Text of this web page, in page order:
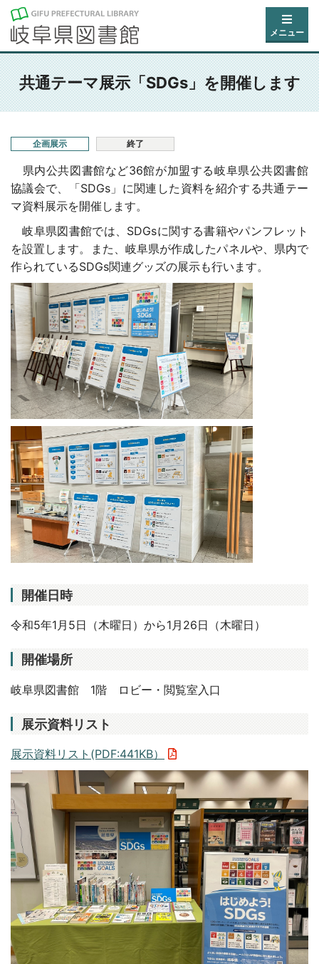
メニュー
共通テーマ展示「SDGs」を開催します
企画展示 終了
県内公共図書館など36館が加盟する岐阜県公共図書館
協議会で、「SDGs」に関連した資料を紹介する共通テー
マ資料展示を開催します。
岐阜県図書館では、SDGsに関する書籍やパンフレット
を設置します。また、岐阜県が作成したパネルや、県内で
作られているSDGs関連グッズの展示も行います。
開催日時
令和5年1月5日（木曜日）から1月26日（木曜日）
開催場所
岐阜県図書館 1階 ロビー・閲覧室入口
展示資料リスト
展示資料リスト(PDF:441KB）